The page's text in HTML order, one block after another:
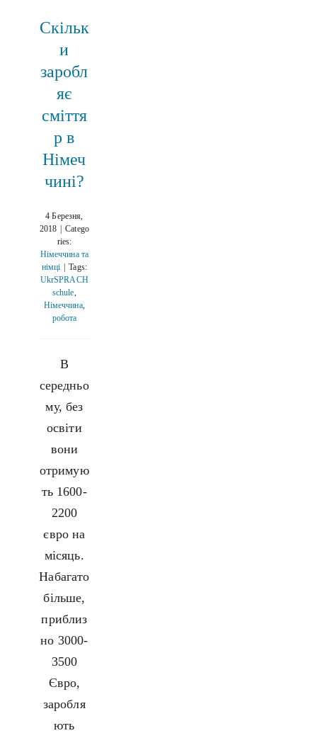
Скільк
и
заробл
яє
сміття
р в
Німеч
чині?
4 Березня,
2018 | Catego
ries:
Німеччина та
німці | Tags:
UkrSPRACH
schule
Німеччина,
робота
В
середньо
му, без
освіти
вони
отримую
ть 1600-
2200
євро на
місяць.
Набагато
більше,
приблиз
но 3000-
3500
Євро,
заробля
ють